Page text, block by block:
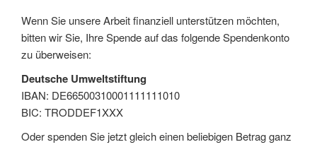
Wenn Sie unsere Arbeit finanziell unterstützen möchten,
bitten wir Sie, Ihre Spende auf das folgende Spendenkonto
zu überweisen:
Deutsche Umweltstiftung
IBAN: DE66500310001111111010
BIC: TRODDEF1XXX
Oder spenden Sie jetzt gleich einen beliebigen Betrag ganz